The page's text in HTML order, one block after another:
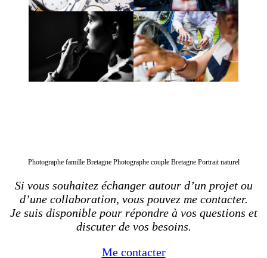
Photographe famille Bretagne Photographe couple Bretagne Portrait naturel
Si vous souhaitez échanger autour d’un projet ou
d’une collaboration, vous pouvez me contacter.
Je suis disponible pour répondre à vos questions et
discuter de vos besoins.
Me contacter